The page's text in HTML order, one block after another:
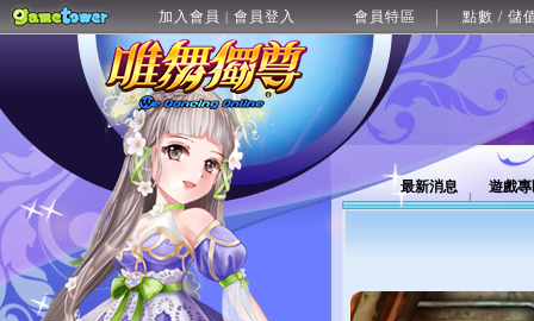
加入會員 | 會員登入 會員特區 點數 / 儲
最新消息 遊戲